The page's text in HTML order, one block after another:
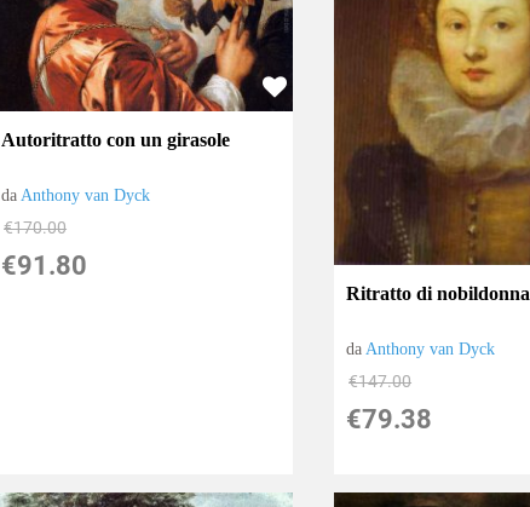
Autoritratto con un girasole
da Anthony van Dyck
€170.00
€91.80
Ritratto di nobildonna
da Anthony van Dyck
€147.00
€79.38